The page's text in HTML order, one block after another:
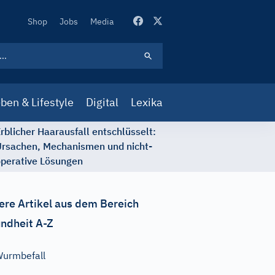
Secondary
Shop Jobs Media
& Lifestyle Digital Lexika
Haarausfall entschlüsselt:
Mechanismen und nicht-
Lösungen
Artikel aus dem Bereich
A-Z